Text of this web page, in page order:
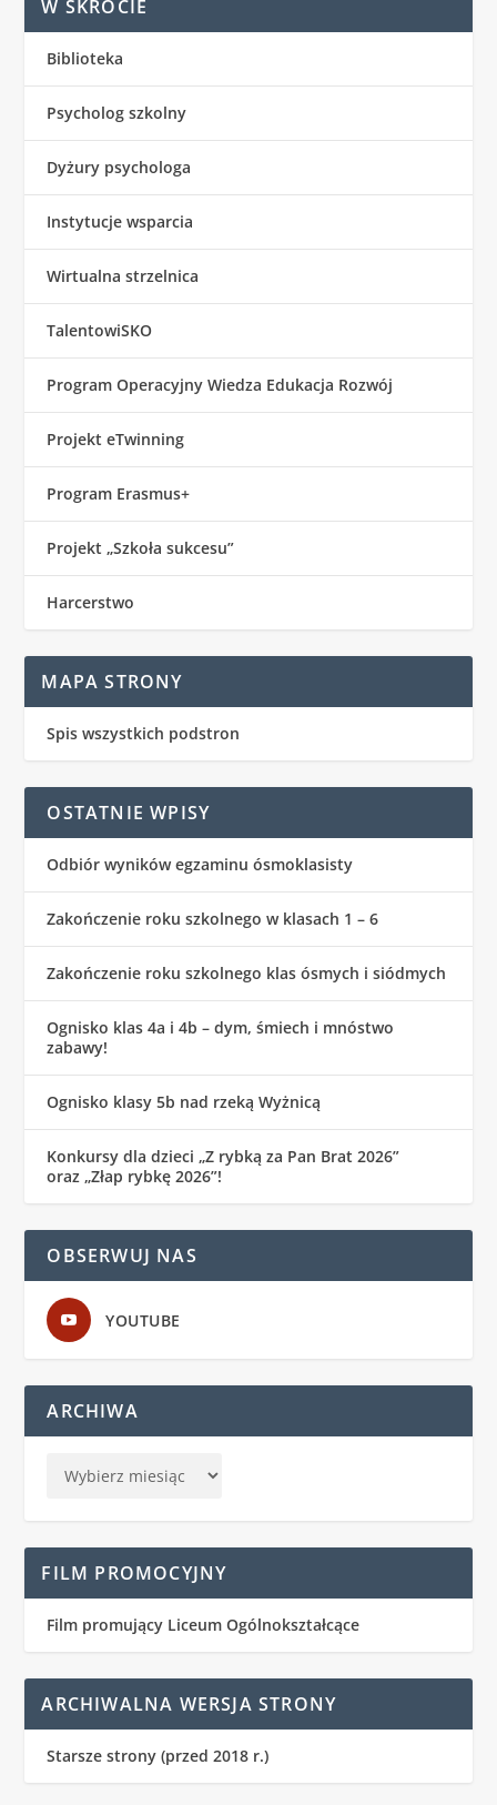
W SKRÓCIE
Biblioteka
Psycholog szkolny
Dyżury psychologa
Instytucje wsparcia
Wirtualna strzelnica
TalentowiSKO
Program Operacyjny Wiedza Edukacja Rozwój
Projekt eTwinning
Program Erasmus+
Projekt „Szkoła sukcesu”
Harcerstwo
MAPA STRONY
Spis wszystkich podstron
OSTATNIE WPISY
Odbiór wyników egzaminu ósmoklasisty
Zakończenie roku szkolnego w klasach 1 – 6
Zakończenie roku szkolnego klas ósmych i siódmych
Ognisko klas 4a i 4b – dym, śmiech i mnóstwo
zabawy!
Ognisko klasy 5b nad rzeką Wyżnicą
Konkursy dla dzieci „Z rybką za Pan Brat 2026”
oraz „Złap rybkę 2026”!
OBSERWUJ NAS
YOUTUBE
ARCHIWA
FILM PROMOCYJNY
Film promujący Liceum Ogólnokształcące
ARCHIWALNA WERSJA STRONY
Starsze strony (przed 2018 r.)